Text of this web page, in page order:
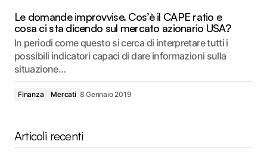
Le domande improvvise. Cos’è il CAPE ratio e
cosa ci sta dicendo sul mercato azionario USA?
In periodi come questo si cerca di interpretare tutti i
possibili indicatori capaci di dare informazioni sulla
situazione…
Finanza Mercati 8 Gennaio 2019
Articoli recenti